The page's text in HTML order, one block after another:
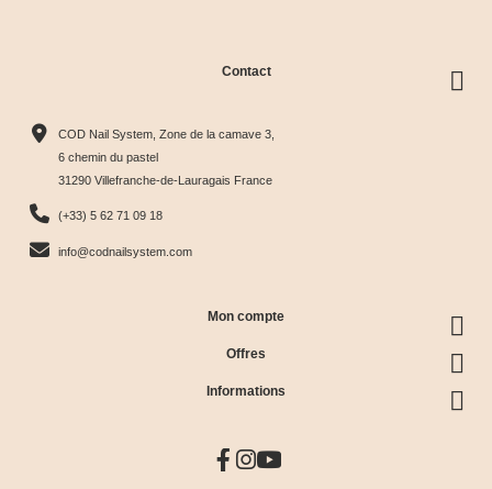
Contact
COD Nail System, Zone de la camave 3,
6 chemin du pastel
31290 Villefranche-de-Lauragais France
(+33) 5 62 71 09 18
info@codnailsystem.com
Mon compte
Offres
Informations